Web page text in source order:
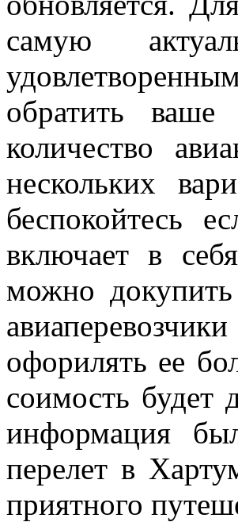
самую
обратить
количество
нескольких
беспокойтесь
включает в
можно
офорилять ее
соимость будет
информация
перелет в
приятного